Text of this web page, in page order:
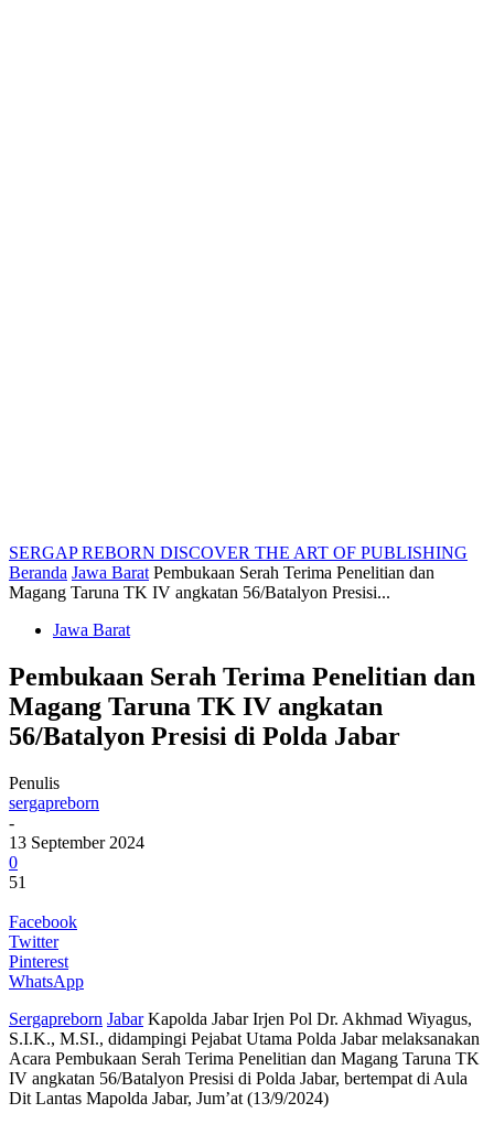
SERGAP REBORN DISCOVER THE ART OF PUBLISHING
Beranda Jawa Barat Pembukaan Serah Terima Penelitian dan
Magang Taruna TK IV angkatan 56/Batalyon Presisi...
Jawa Barat
Pembukaan Serah Terima Penelitian dan
Magang Taruna TK IV angkatan
56/Batalyon Presisi di Polda Jabar
Penulis
sergapreborn
-
13 September 2024
0
51
Facebook
Twitter
Pinterest
WhatsApp
Sergapreborn JabarKapolda Jabar Irjen Pol Dr. Akhmad Wiyagus,
S.I.K., M.SI., didampingi Pejabat Utama Polda Jabar melaksanakan
Acara Pembukaan Serah Terima Penelitian dan Magang Taruna TK
IV angkatan 56/Batalyon Presisi di Polda Jabar, bertempat di Aula
Dit Lantas Mapolda Jabar, Jum’at (13/9/2024)